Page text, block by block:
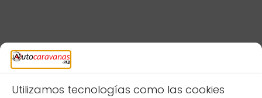
Utilizamos tecnologías como las cookies
Deja una respuesta